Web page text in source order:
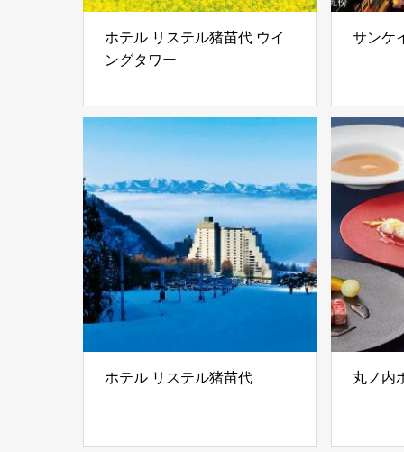
ホテル リステル猪苗代 ウイ
ングタワー
サンケ
ホテル リステル猪苗代 丸ノ内